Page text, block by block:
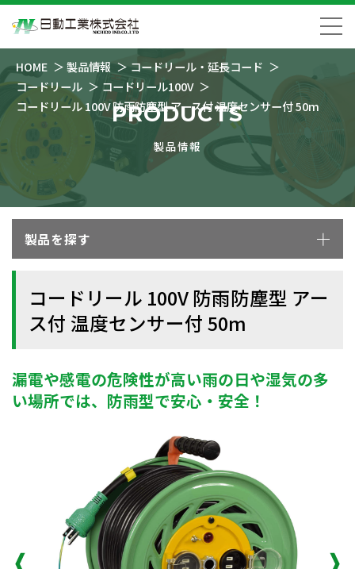
HOME 製品情報
コードリール・延長コード
コードリール
コードリール100V
コードリール 100V 防雨防塵型 アース付 温度センサー付 50m
PRODUCTS
製品情報
製品を探す
コードリール 100V 防雨防塵型 アー
ス付 温度センサー付 50m
漏電や感電の危険性が高い雨の日や湿気の多
い場所では、防雨型で安心・安全！